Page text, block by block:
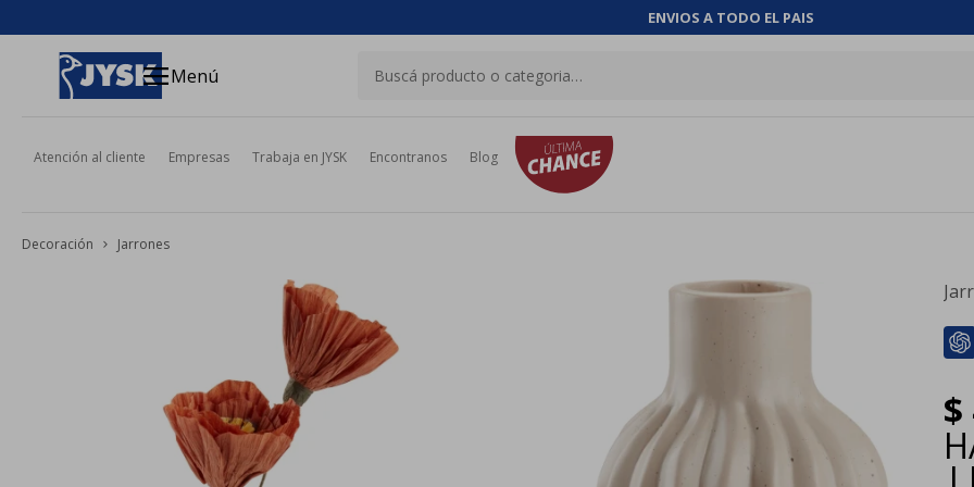
ENVIOS A TODO EL PAIS
menuMenú
Atención al cliente Empresas Trabaja en JYSK Encontranos Blog
Decoración Jarrones
$
close